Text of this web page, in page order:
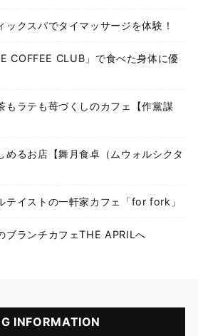
ックスパでタイマッサージを体験！
COFFEE CLUB」で食べた身体に優
もラテも苺づくしのカフェ【作黨謀
めるお店【舞月食卓（ムウォルシクタ
テイストの一軒家カフェ「for fork」
ブランチカフェTHE APRILへ
INFORMATION